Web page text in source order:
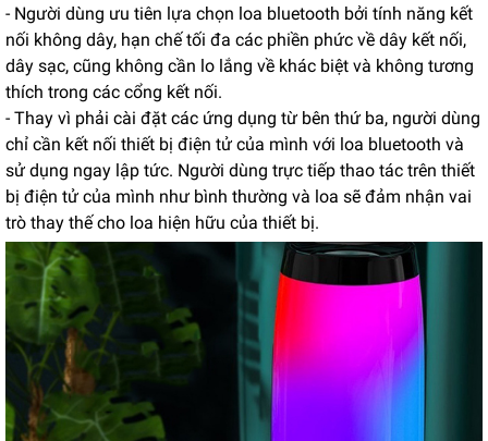
- Người dùng ưu tiên lựa chọn loa bluetooth bởi tính năng kết
nối không dây, hạn chế tối đa các phiền phức về dây kết nối,
dây sạc, cũng không cần lo lắng về khác biệt và không tương
thích trong các cổng kết nối.
- Thay vì phải cài đặt các ứng dụng từ bên thứ ba, người dùng
chỉ cần kết nối thiết bị điện tử của mình với loa bluetooth và
sử dụng ngay lập tức. Người dùng trực tiếp thao tác trên thiết
bị điện tử của mình như bình thường và loa sẽ đảm nhận vai
trò thay thế cho loa hiện hữu của thiết bị.